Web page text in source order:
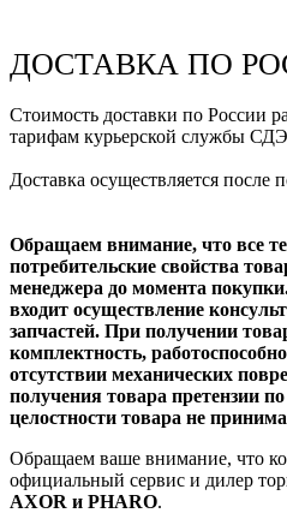
ДОСТАВКА ПО
Стоимость доставки по России
тарифам курьерской службы
Доставка осуществляется после
Обращаем внимание, что все
потребительские свойства
менеджера до момента
входит осуществление
запчастей. При получении
комплектность,
отсутствии механических
получения товара претензии
целостности товара не
Обращаем ваше внимание, что
официальный сервис и дилер
AXOR и PHARO.